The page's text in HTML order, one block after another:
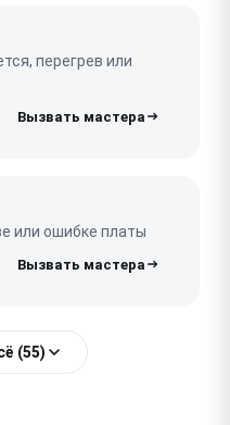
перегрев или
или ошибке платы
(55)